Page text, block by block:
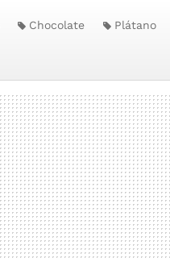
Chocolate Plátano